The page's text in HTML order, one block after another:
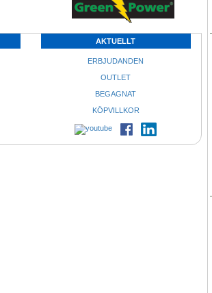
AKTUELLT
ERBJUDANDEN
OUTLET
BEGAGNAT
KÖPVILLKOR